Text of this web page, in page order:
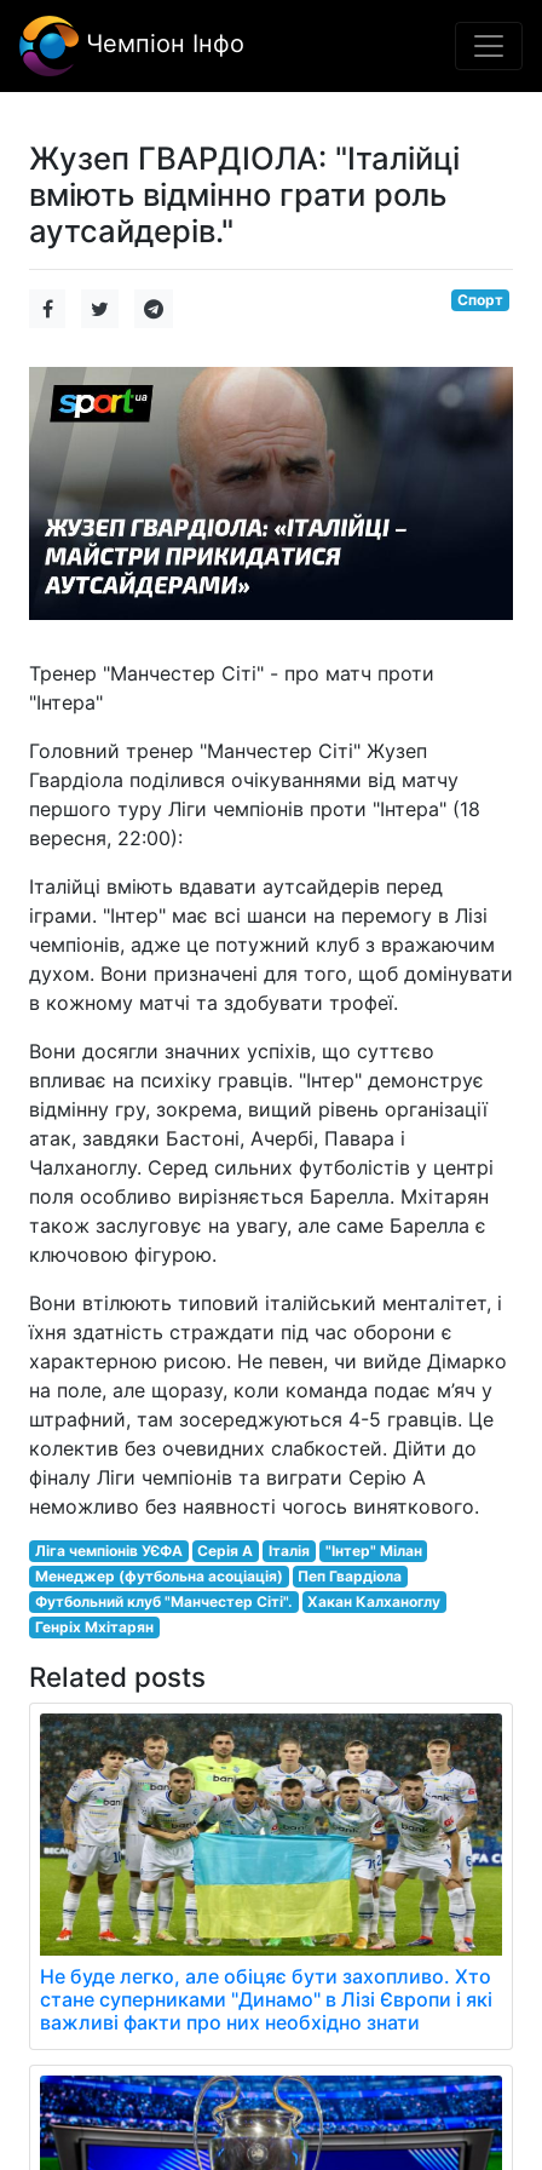
Чемпіон Інфо
Жузеп ГВАРДІОЛА: "Італійці
вміють відмінно грати роль
аутсайдерів."
Спорт
Тренер "Манчестер Сіті" - про матч проти
"Інтера"
Головний тренер "Манчестер Сіті" Жузеп
Гвардіола поділився очікуваннями від матчу
першого туру Ліги чемпіонів проти "Інтера" (18
вересня, 22:00):
Італійці вміють вдавати аутсайдерів перед
іграми. "Інтер" має всі шанси на перемогу в Лізі
чемпіонів, адже це потужний клуб з вражаючим
духом. Вони призначені для того, щоб домінувати
в кожному матчі та здобувати трофеї.
Вони досягли значних успіхів, що суттєво
впливає на психіку гравців. "Інтер" демонструє
відмінну гру, зокрема, вищий рівень організації
атак, завдяки Бастоні, Ачербі, Павара і
Чалханоглу. Серед сильних футболістів у центрі
поля особливо вирізняється Барелла. Мхітарян
також заслуговує на увагу, але саме Барелла є
ключовою фігурою.
Вони втілюють типовий італійський менталітет, і
їхня здатність страждати під час оборони є
характерною рисою. Не певен, чи вийде Дімарко
на поле, але щоразу, коли команда подає м’яч у
штрафний, там зосереджуються 4-5 гравців. Це
колектив без очевидних слабкостей. Дійти до
фіналу Ліги чемпіонів та виграти Серію А
неможливо без наявності чогось виняткового.
Ліга чемпіонів УЄФА Серія A Італія
"Інтер" Мілан
Менеджер (футбольна асоціація)
Пеп Гвардіола
Футбольний клуб "Манчестер Сіті".
Хакан Калханоглу
Генріх Мхітарян
Related posts
Не буде легко, але обіцяє бути захопливо. Хто
стане суперниками "Динамо" в Лізі Європи і які
важливі факти про них необхідно знати